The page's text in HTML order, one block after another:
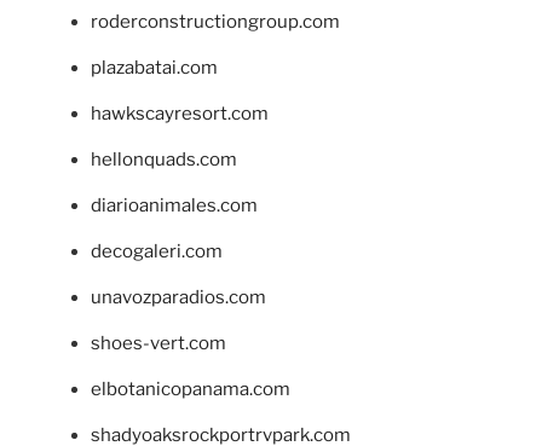
roderconstructiongroup.com
plazabatai.com
hawkscayresort.com
hellonquads.com
diarioanimales.com
decogaleri.com
unavozparadios.com
shoes-vert.com
elbotanicopanama.com
shadyoaksrockportrvpark.com